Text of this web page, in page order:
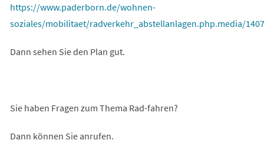
https://www.paderborn.de/wohnen-
soziales/mobilitaet/radverkehr_abstellanlagen.php.media/
Tab)
Dann sehen Sie den Plan gut.
Sie haben Fragen zum Thema Rad-fahren?
Dann können Sie anrufen.